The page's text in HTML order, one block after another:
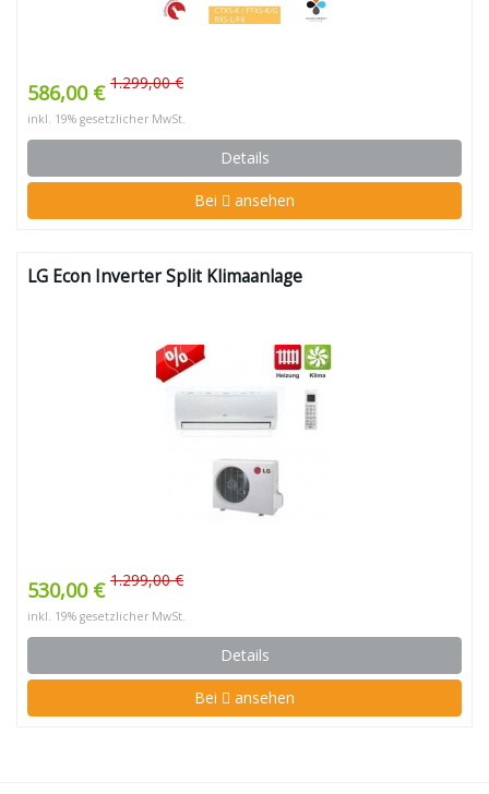
586,00 € 1.299,00 €
inkl. 19% gesetzlicher MwSt.
Details
Bei ansehen
LG Econ Inverter Split Klimaanlage
530,00 € 1.299,00 €
inkl. 19% gesetzlicher MwSt.
Details
Bei ansehen